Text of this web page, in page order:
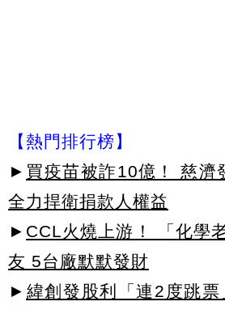
【熱門排行榜】
► 買疫苗被詐10億！ 慈濟
全力捍衛捐款人權益
► CCL火燒上游！ 「化學
友 5台廠默默發財
► 緯創發股利「連2度跳